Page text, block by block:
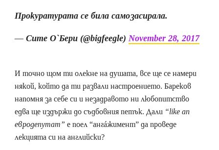
Прокуратурата се била самозасирала.
— Сите О`Бери (@bigfeegle) November 28, 2017
И точно щом ти олекне на душата, все ще се намери
някой, който да ти развали настроението. Бареков
напомня за себе си и незадравото ни любопитство
едва ще издържи до съдбовния петък. Дали “like an
евродепутат” е поел “ангáжимент” да проведе
лекцията си на английски?